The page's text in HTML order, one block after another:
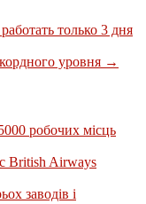
только 3 дня
уровня →
робочих місць
British Airways
заводів і